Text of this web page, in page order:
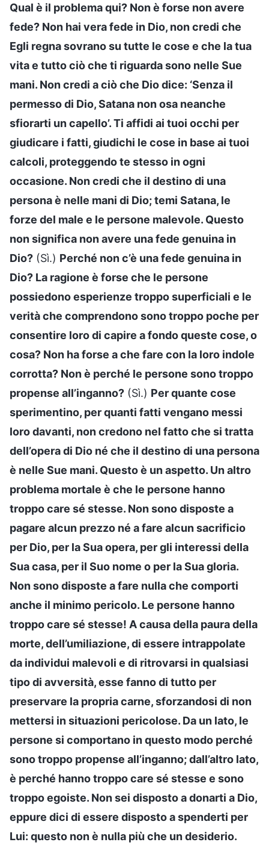
Qual è il problema qui? Non è forse non avere
fede? Non hai vera fede in Dio, non credi che
Egli regna sovrano su tutte le cose e che la tua
vita e tutto ciò che ti riguarda sono nelle Sue
mani. Non credi a ciò che Dio dice: ‘Senza il
permesso di Dio, Satana non osa neanche
sfiorarti un capello’. Ti affidi ai tuoi occhi per
giudicare i fatti, giudichi le cose in base ai tuoi
calcoli, proteggendo te stesso in ogni
occasione. Non credi che il destino di una
persona è nelle mani di Dio; temi Satana, le
forze del male e le persone malevole. Questo
non significa non avere una fede genuina in
Dio? (Sì.) Perché non c’è una fede genuina in
Dio? La ragione è forse che le persone
possiedono esperienze troppo superficiali e le
verità che comprendono sono troppo poche per
consentire loro di capire a fondo queste cose, o
cosa? Non ha forse a che fare con la loro indole
corrotta? Non è perché le persone sono troppo
propense all’inganno? (Sì.) Per quante cose
sperimentino, per quanti fatti vengano messi
loro davanti, non credono nel fatto che si tratta
dell’opera di Dio né che il destino di una persona
è nelle Sue mani. Questo è un aspetto. Un altro
problema mortale è che le persone hanno
troppo care sé stesse. Non sono disposte a
pagare alcun prezzo né a fare alcun sacrificio
per Dio, per la Sua opera, per gli interessi della
Sua casa, per il Suo nome o per la Sua gloria.
Non sono disposte a fare nulla che comporti
anche il minimo pericolo. Le persone hanno
troppo care sé stesse! A causa della paura della
morte, dell’umiliazione, di essere intrappolate
da individui malevoli e di ritrovarsi in qualsiasi
tipo di avversità, esse fanno di tutto per
preservare la propria carne, sforzandosi di non
mettersi in situazioni pericolose. Da un lato, le
persone si comportano in questo modo perché
sono troppo propense all’inganno; dall’altro lato,
è perché hanno troppo care sé stesse e sono
troppo egoiste. Non sei disposto a donarti a Dio,
eppure dici di essere disposto a spenderti per
Lui: questo non è nulla più che un desiderio.